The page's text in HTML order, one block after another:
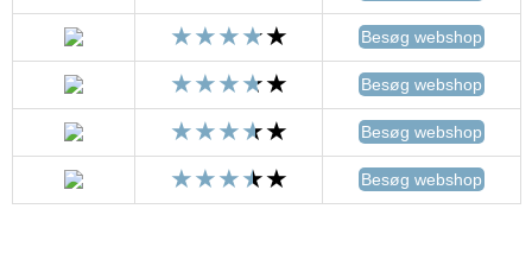
Besøg webshop
Besøg webshop
Besøg webshop
Besøg webshop